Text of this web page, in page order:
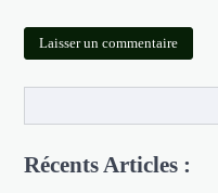
Récents Articles :